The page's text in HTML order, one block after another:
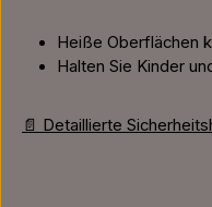
Heiße Oberflächen
Halten Sie Kinder
📄 Detaillierte